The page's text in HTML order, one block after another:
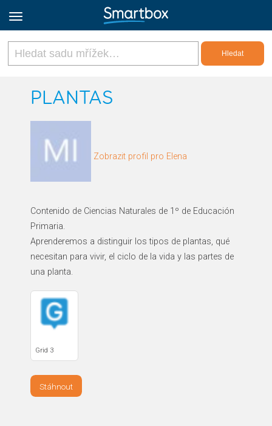
Online Grids
Zaregistrovat se
PLANTAS
Zobrazit profil pro Elena
Contenido de Ciencias Naturales de 1º de Educación
Primaria.
Aprenderemos a distinguir los tipos de plantas, qué
necesitan para vivir, el ciclo de la vida y las partes de
una planta.
Grid 3
Stáhnout